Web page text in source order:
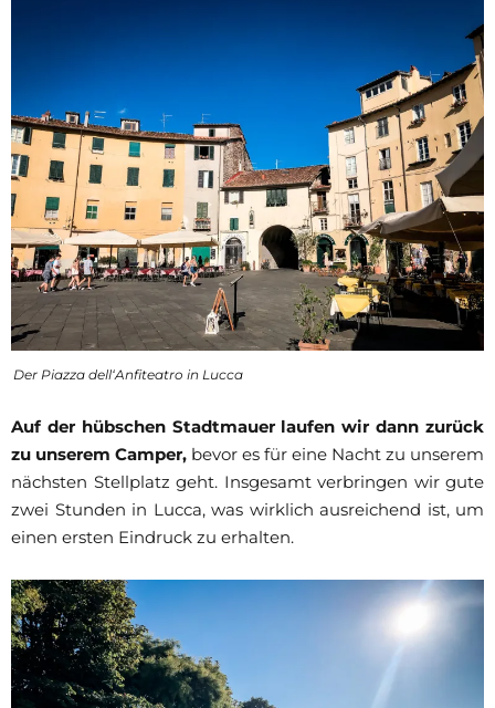
Der Piazza dell‘Anfiteatro in Lucca
Auf der hübschen Stadtmauer laufen wir dann zurück
zu unserem Camper, bevor es für eine Nacht zu unserem
nächsten Stellplatz geht. Insgesamt verbringen wir gute
zwei Stunden in Lucca, was wirklich ausreichend ist, um
einen ersten Eindruck zu erhalten.